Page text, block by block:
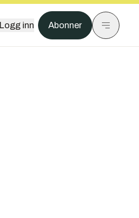
Logg inn Abonner